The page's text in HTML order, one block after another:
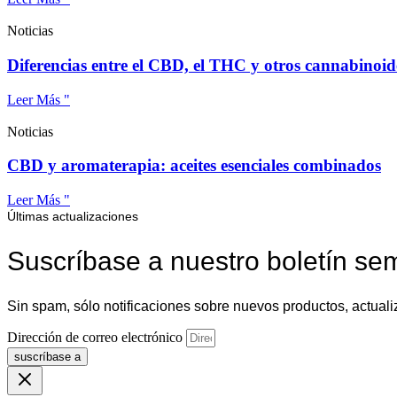
Noticias
Diferencias entre el CBD, el THC y otros
Leer Más "
Noticias
CBD y aromaterapia: aceites esenciales combinados
Leer Más "
Últimas actualizaciones
Suscríbase a nuestro boletín
Sin spam, sólo notificaciones sobre nuevos productos,
Dirección de correo electrónico
suscríbase a